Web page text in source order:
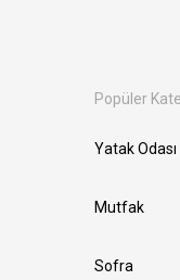
Popüler
Yatak Odası
Mutfak
Sofra